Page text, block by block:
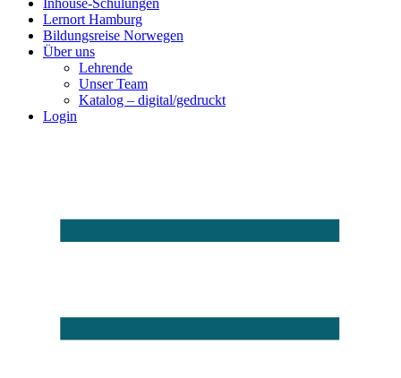
Inhouse-Schulungen
Lernort Hamburg
Bildungsreise Norwegen
Über uns
Lehrende
Unser Team
Katalog – digital/gedruckt
Login